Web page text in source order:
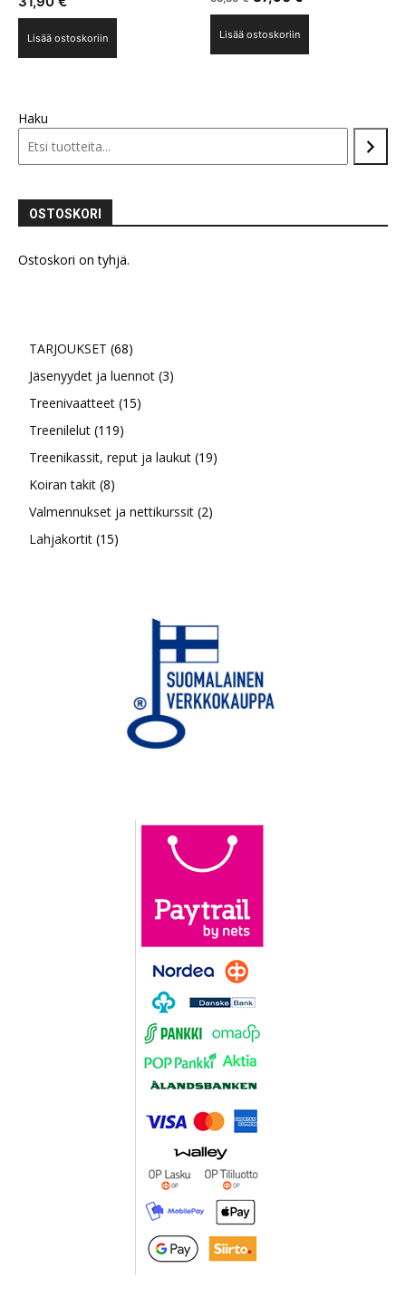
tuotteesta:
4.33
Lisää ostoskoriin
hinta
oli:
hinta
Lisää ostoskoriin
Haku
OSTOSKORI
Ostoskori on tyhjä.
TARJOUKSET 6868
tuotetta
Jäsenyydet ja luennot 33
Treenivaatteet 1515
Treenilelut 119119
tuotetta
Treenikassit, reput ja laukut 1919
Koiran takit 88
tuotetta
Valmennukset ja nettikurssit 22
Lahjakortit 1515